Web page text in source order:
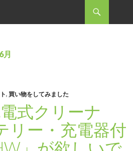
月
, 買い物をしてみました
電式クリーナ
リー・充電器付